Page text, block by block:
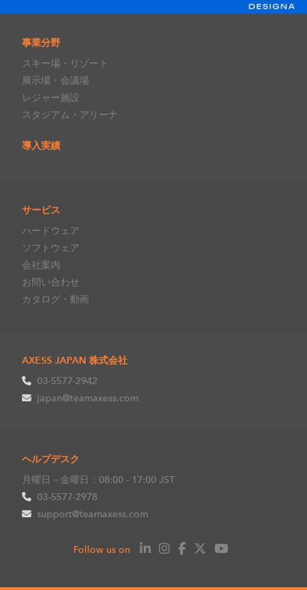
事業分野
スキー場・リゾート
展示場・会議場
レジャー施設
スタジアム・アリーナ
導入実績
サービス
ハードウェア
ソフトウェア
会社案内
お問い合わせ
カタログ・動画
AXESS JAPAN 株式会社
03-5577-2942
japan@teamaxess.com
ヘルプデスク
月曜日－金曜日：08:00 - 17:00 JST
03-5577-2978
support@teamaxess.com
Follow us on